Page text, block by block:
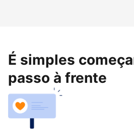
É simples
passo à frente